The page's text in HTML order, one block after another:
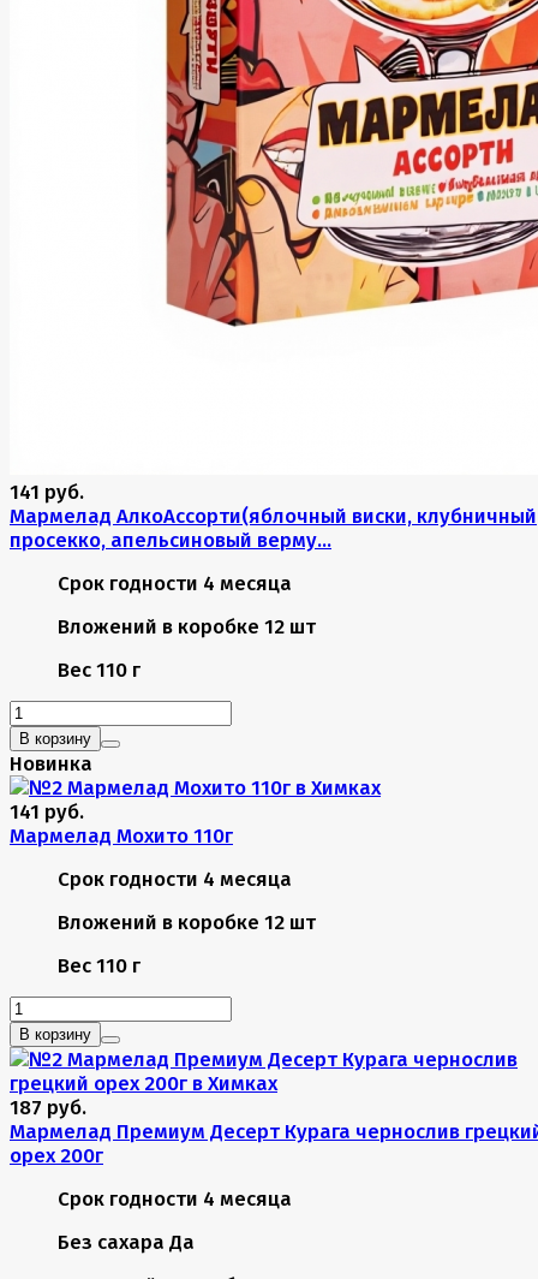
141 руб.
Мармелад АлкоАссорти(яблочный виски, клубничный
просекко, апельсиновый верму...
Срок годности 4 месяца
Вложений в коробке 12 шт
Вес 110 г
В корзину
Новинка
141 руб.
Мармелад Мохито 110г
Срок годности 4 месяца
Вложений в коробке 12 шт
Вес 110 г
В корзину
187 руб.
Мармелад Премиум Десерт Курага чернослив
орех 200г
Срок годности 4 месяца
Без сахара Да